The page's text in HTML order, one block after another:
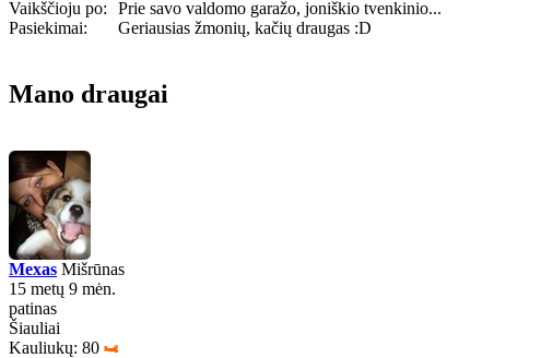
Vaikščioju po:
Prie savo valdomo garažo, joniškio tvenkinio...
Pasiekimai:
Geriausias žmonių, kačių draugas :D
Mano draugai
Mexas Mišrūnas
15 metų 9 mėn.
patinas
Šiauliai
Kauliukų: 80